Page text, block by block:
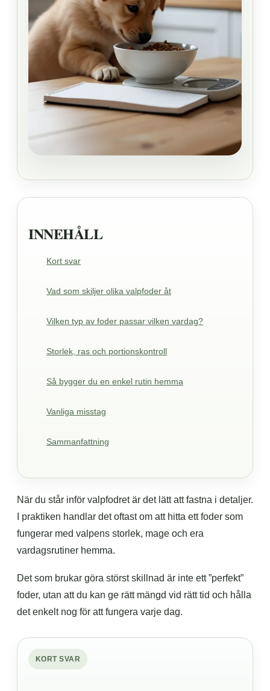
INNEHÅLL
Kort svar
Vad som skiljer olika valpfoder åt
Vilken typ av foder passar vilken vardag?
Storlek, ras och portionskontroll
Så bygger du en enkel rutin hemma
Vanliga misstag
Sammanfattning
När du står inför valpfodret är det lätt att fastna i detaljer.
I praktiken handlar det oftast om att hitta ett foder som
fungerar med valpens storlek, mage och era
vardagsrutiner hemma.
Det som brukar göra störst skillnad är inte ett ”perfekt”
foder, utan att du kan ge rätt mängd vid rätt tid och hålla
det enkelt nog för att fungera varje dag.
KORT SVAR